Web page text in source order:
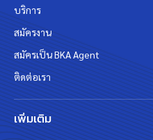
บริการ
สมัครงาน
สมัครเป็น BKA Agent
ติดต่อเรา
เพิ่มเติม